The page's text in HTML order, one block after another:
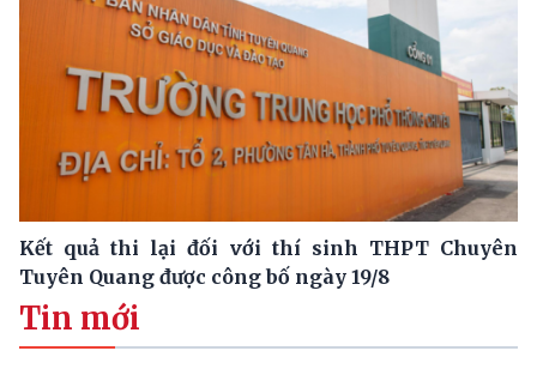
Kết quả thi lại đối với thí sinh THPT Chuyên
Tuyên Quang được công bố ngày 19/8
Tin mới